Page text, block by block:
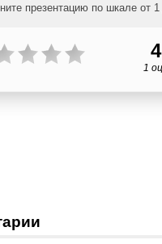
презентацию по шкале от
1